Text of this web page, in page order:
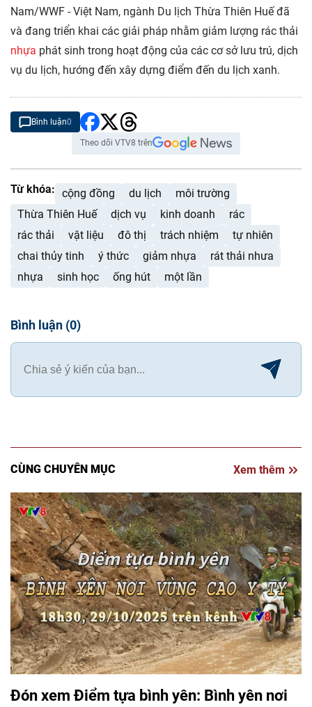
Nam/WWF - Việt Nam, ngành Du lịch Thừa Thiên Huế đã
và đang triển khai các giải pháp nhằm giảm lượng rác thải
nhựa phát sinh trong hoạt động của các cơ sở lưu trú, dịch
vụ du lịch, hướng đến xây dựng điểm đến du lịch xanh.
Bình luận0
Theo dõi VTV8 trên
Từ khóa: cộng đồng du lịch
môi trường
Thừa Thiên Huế
dịch vụ kinh doanh
rác
rác thải
vật liệu đô thị trách nhiệm
tự nhiên
chai thủy tinh
ý thức giảm nhựa
rát thải nhưa
nhựa
sinh học ống hút một lần
Bình luận (0)
CÙNG CHUYÊN MỤC Xem thêm
Đón xem Điểm tựa bình yên: Bình yên nơi